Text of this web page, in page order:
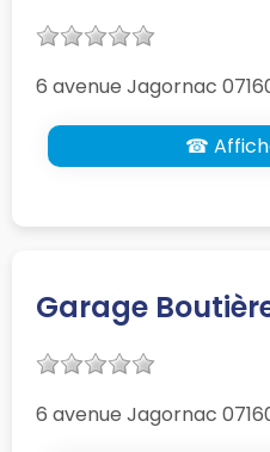
6 avenue Jagornac
☎
Garage
6 avenue Jagornac